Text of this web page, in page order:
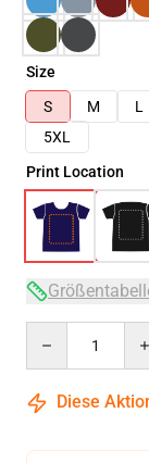
Size
S
M L
5XL
Print Location
Diese